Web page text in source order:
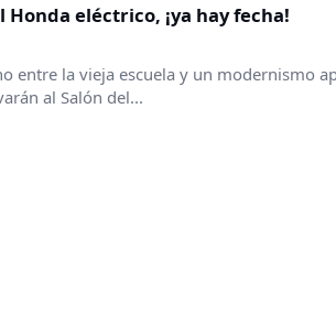
eléctrico, ¡ya hay fecha!
entre la vieja escuela y un modernismo
al Salón del...